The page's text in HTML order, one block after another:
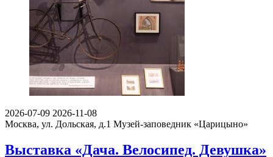
2024-09-27 2026-06-25
Москва, Пушкарев переулок, д. 5 Центр современного
искусства М’АРС
Иммерсивная мультимедиа выставка
«СЕНС. Эволюция стихий»
С 3 июля 2026 года ЦСИ М’АРС, продолжая осваивать сферу
https://schema.org/InStock
400₽ 94934 251